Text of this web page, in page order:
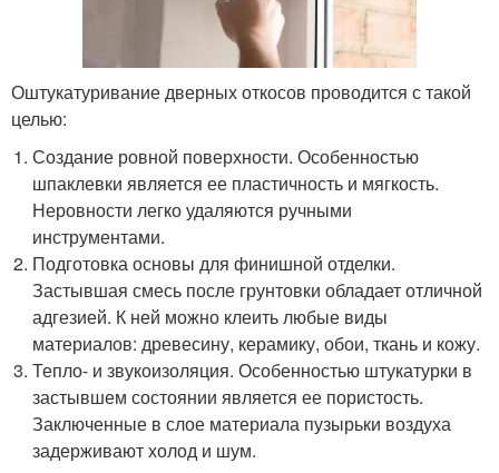
Оштукатуривание дверных откосов проводится с такой
целью:
Создание ровной поверхности. Особенностью
шпаклевки является ее пластичность и мягкость.
Неровности легко удаляются ручными
инструментами.
Подготовка основы для финишной отделки.
Застывшая смесь после грунтовки обладает отличной
адгезией. К ней можно клеить любые виды
материалов: древесину, керамику, обои, ткань и кожу.
Тепло- и звукоизоляция. Особенностью штукатурки в
застывшем состоянии является ее пористость.
Заключенные в слое материала пузырьки воздуха
задерживают холод и шум.